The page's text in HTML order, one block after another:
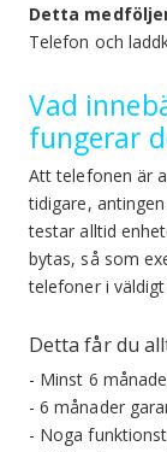
Detta
Telefon och
Vad
fungerar
Att telefonen är
tidigare,
testar alltid
bytas, så som
telefoner i
Detta får du
- Minst 6
- 6 månader
- Noga